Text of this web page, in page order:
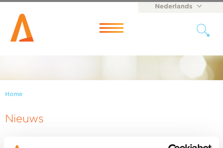
Nederlands
Menu
Home
Nieuws